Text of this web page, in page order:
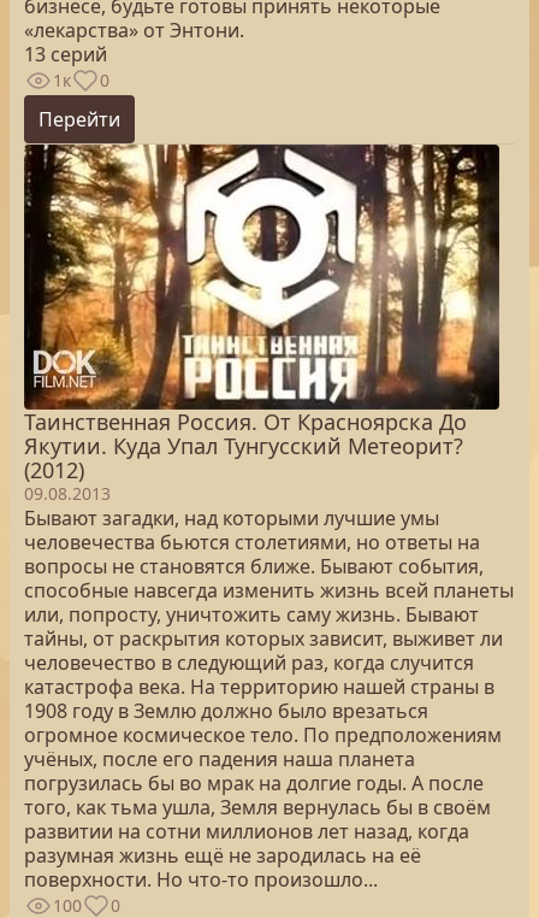
бизнесе, будьте готовы принять некоторые
«лекарства» от Энтони.
13 серий
1к 0
Перейти
Таинственная Россия. От Красноярска До
Якутии. Куда Упал Тунгусский Метеорит?
(2012)
09.08.2013
Бывают загадки, над которыми лучшие умы
человечества бьются столетиями, но ответы на
вопросы не становятся ближе. Бывают события,
способные навсегда изменить жизнь всей планеты
или, попросту, уничтожить саму жизнь. Бывают
тайны, от раскрытия которых зависит, выживет ли
человечество в следующий раз, когда случится
катастрофа века. На территорию нашей страны в
1908 году в Землю должно было врезаться
огромное космическое тело. По предположениям
учёных, после его падения наша планета
погрузилась бы во мрак на долгие годы. А после
того, как тьма ушла, Земля вернулась бы в своём
развитии на сотни миллионов лет назад, когда
разумная жизнь ещё не зародилась на её
поверхности. Но что-то произошло...
100 0